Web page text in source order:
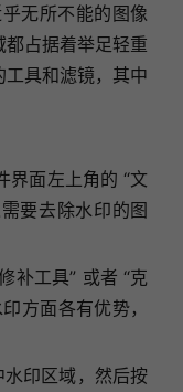
无所不能的图像
占据着举足轻重
具和滤镜，其中
界面左上角的 “文
要去除水印的图
补工具” 或者 “克
方面各有优势，
印区域，然后按